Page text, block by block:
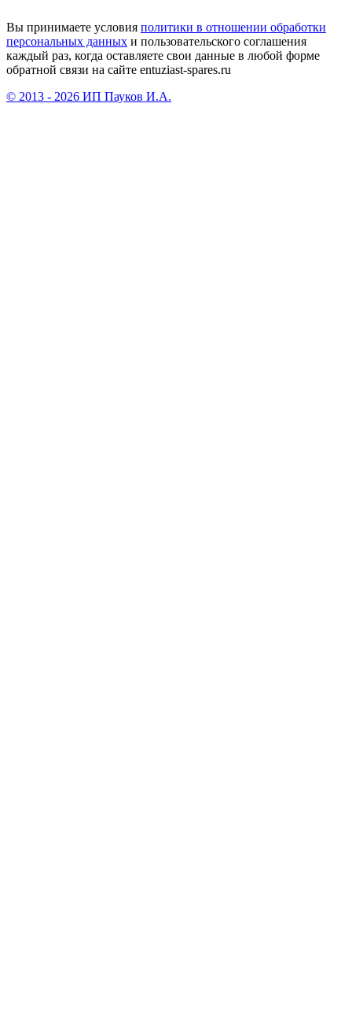
Вы принимаете условия политики в отношении обработки
персональных данных и пользовательского соглашения
каждый раз, когда оставляете свои данные в любой форме
обратной связи на сайте entuziast-spares.ru
© 2013 - 2026 ИП Пауков И.А.